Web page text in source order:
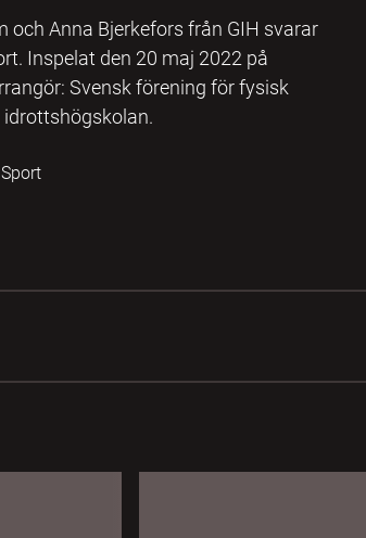
och Anna Bjerkefors från GIH svarar
Inspelat den 20 maj 2022 på
Svensk förening för fysisk